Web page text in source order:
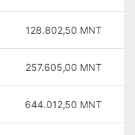
128.802,50 MNT
257.605,00 MNT
644.012,50 MNT